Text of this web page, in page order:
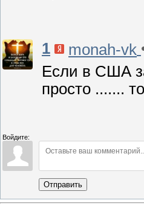
1 monah-vk
Если в США
просто .......
Войдите:
Отправить